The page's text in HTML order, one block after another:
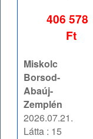
406 578
Ft
Miskolc
Borsod-
Abaúj-
Zemplén
2026.07.21.
Látta : 15